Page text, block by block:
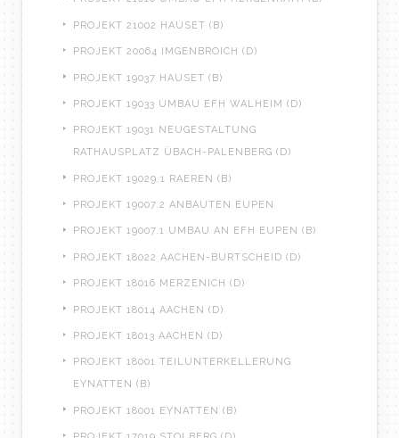
PROJEKT 21002 HAUSET (B)
PROJEKT 20064 IMGENBROICH (D)
PROJEKT 19037 HAUSET (B)
PROJEKT 19033 UMBAU EFH WALHEIM (D)
PROJEKT 19031 NEUGESTALTUNG
RATHAUSPLATZ ÜBACH-PALENBERG (D)
PROJEKT 19029.1 RAEREN (B)
PROJEKT 19007.2 ANBAUTEN EUPEN
PROJEKT 19007.1 UMBAU AN EFH EUPEN (B)
PROJEKT 18022 AACHEN-BURTSCHEID (D)
PROJEKT 18016 MERZENICH (D)
PROJEKT 18014 AACHEN (D)
PROJEKT 18013 AACHEN (D)
PROJEKT 18001 TEILUNTERKELLERUNG
EYNATTEN (B)
PROJEKT 18001 EYNATTEN (B)